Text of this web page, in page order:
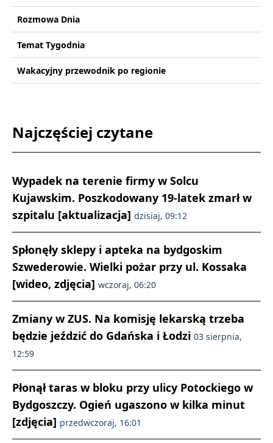
Rozmowa Dnia
Temat Tygodnia
Wakacyjny przewodnik po regionie
Najczęściej czytane
Wypadek na terenie firmy w Solcu
Kujawskim. Poszkodowany 19-latek zmarł w
szpitalu [aktualizacja] dzisiaj, 09:12
Spłonęły sklepy i apteka na bydgoskim
Szwederowie. Wielki pożar przy ul. Kossaka
[wideo, zdjęcia] wczoraj, 06:20
Zmiany w ZUS. Na komisję lekarską trzeba
będzie jeździć do Gdańska i Łodzi 03 sierpnia,
12:59
Płonął taras w bloku przy ulicy Potockiego w
Bydgoszczy. Ogień ugaszono w kilka minut
[zdjęcia] przedwczoraj, 16:01